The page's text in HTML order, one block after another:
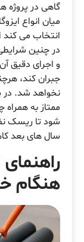
گاهی در پروژه
میان انواع
انتخاب می کند
در چنین
و اجرای دقیق
جبران کند،
نخواهد شد. در
ممتاز به
شود تا ریسک
سال های بعد
هنگام